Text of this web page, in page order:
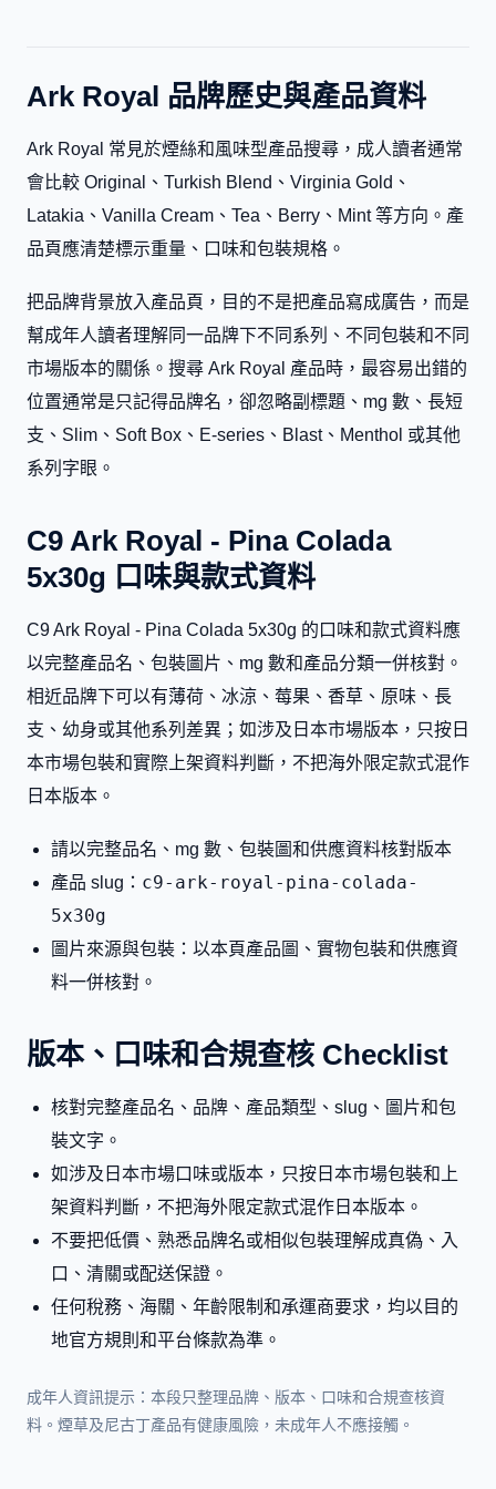
Ark Royal 品牌歷史與產品資料
Ark Royal 常見於煙絲和風味型產品搜尋，成人讀者通常
會比較 Original、Turkish Blend、Virginia Gold、
Latakia、Vanilla Cream、Tea、Berry、Mint 等方向。產
品頁應清楚標示重量、口味和包裝規格。
把品牌背景放入產品頁，目的不是把產品寫成廣告，而是
幫成年人讀者理解同一品牌下不同系列、不同包裝和不同
市場版本的關係。搜尋 Ark Royal 產品時，最容易出錯的
位置通常是只記得品牌名，卻忽略副標題、mg 數、長短
支、Slim、Soft Box、E-series、Blast、Menthol 或其他
系列字眼。
C9 Ark Royal - Pina Colada
5x30g 口味與款式資料
C9 Ark Royal - Pina Colada 5x30g 的口味和款式資料應
以完整產品名、包裝圖片、mg 數和產品分類一併核對。
相近品牌下可以有薄荷、冰涼、莓果、香草、原味、長
支、幼身或其他系列差異；如涉及日本市場版本，只按日
本市場包裝和實際上架資料判斷，不把海外限定款式混作
日本版本。
請以完整品名、mg 數、包裝圖和供應資料核對版本
產品 slug： c9-ark-royal-pina-colada-
5x30g
圖片來源與包裝：以本頁產品圖、實物包裝和供應資
料一併核對。
版本、口味和合規查核 Checklist
核對完整產品名、品牌、產品類型、slug、圖片和包
裝文字。
如涉及日本市場口味或版本，只按日本市場包裝和上
架資料判斷，不把海外限定款式混作日本版本。
不要把低價、熟悉品牌名或相似包裝理解成真偽、入
口、清關或配送保證。
任何稅務、海關、年齡限制和承運商要求，均以目的
地官方規則和平台條款為準。
成年人資訊提示：本段只整理品牌、版本、口味和合規查核資
料。煙草及尼古丁產品有健康風險，未成年人不應接觸。